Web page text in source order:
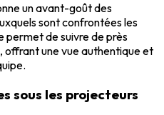
un avant-goût des
sont confrontées les
permet de suivre de près
offrant une vue authentique et
sous les projecteurs